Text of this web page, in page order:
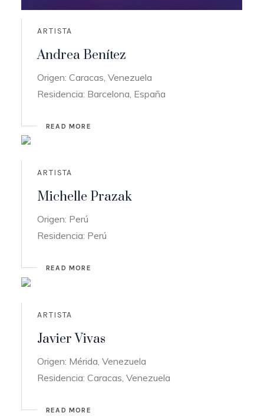
ARTISTA
Andrea Benítez
Origen: Caracas, Venezuela
Residencia: Barcelona, España
READ MORE
ARTISTA
Michelle Prazak
Origen: Perú
Residencia: Perú
READ MORE
ARTISTA
Javier Vivas
Origen: Mérida, Venezuela
Residencia: Caracas, Venezuela
READ MORE